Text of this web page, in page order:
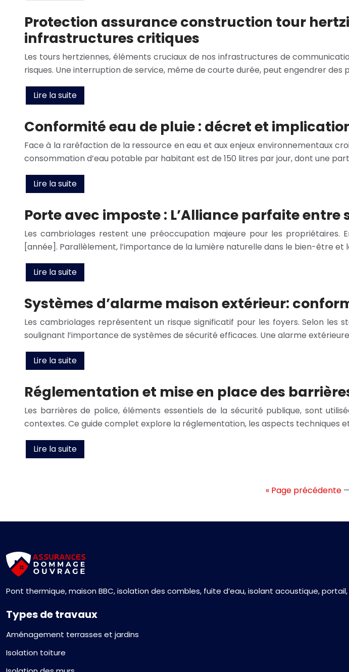
Protection assurance construction tour
infrastructures critiques
Les tours hertziennes, éléments cruciaux de nos infrastructures de
risques. Une interruption de service, même de courte durée, peut engendrer des
Lire la suite
Conformité eau de pluie : décret et
Face à la raréfaction de la ressource en eau et aux enjeux environnementaux
consommation d’eau potable par habitant est de 150 litres par jour, dont une
Lire la suite
Porte avec imposte : L’Alliance parfaite
Les cambriolages restent une préoccupation majeure pour les
[année]. Parallèlement, l’importance de la lumière naturelle dans le bien-être et
Lire la suite
Systèmes d’alarme maison extérieur:
Les cambriolages représentent un risque significatif pour les foyers. Selon les
soulignant l’importance de systèmes de sécurité efficaces. Une alarme
Lire la suite
Réglementation et mise en place des
Les barrières de police, éléments essentiels de la sécurité publique, sont
contextes. Ce guide complet explore la réglementation, les aspects techniques
Lire la suite
« Page précédente
Pont thermique, maison BBC, isolation des combles, fuite d’eau, isolant acoustique,
Types de travaux
Aménagement terrasses et jardins
Isolation toiture